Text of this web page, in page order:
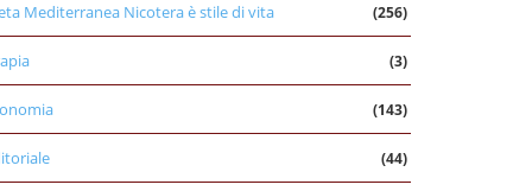
Mediterranea Nicotera è stile di vita (256)
(3)
(143)
(44)